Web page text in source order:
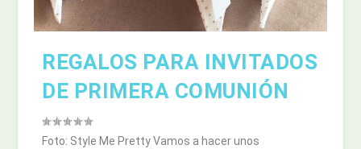
REGALOS PARA INVITADOS
DE PRIMERA COMUNIÓN
Foto: Style Me Pretty Vamos a hacer unos